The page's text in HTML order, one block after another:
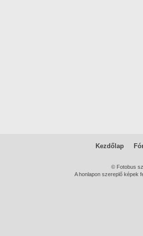
Kezdőlap
© Fotobus
A honlapon szereplő képek